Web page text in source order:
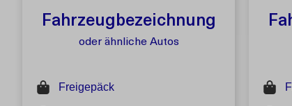
Fahrzeugbezeichnung
oder ähnliche Autos
Freigepäck